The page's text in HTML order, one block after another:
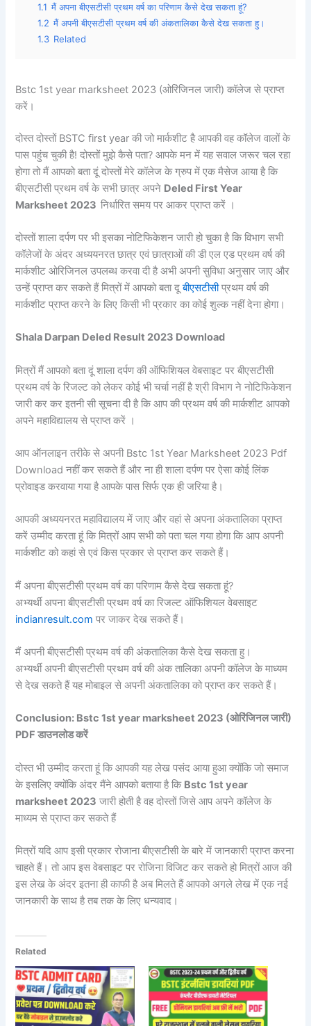
1.1 मैं अपना बीएसटीसी प्रथम वर्ष का परिणाम कैसे देख सकता हूं?
1.2 मैं अपनी बीएसटीसी प्रथम वर्ष की अंकतालिका कैसे देख सकता हु।
1.3 Related
Bstc 1st year marksheet 2023 (ओरिंजिनल जारी) कॉलेज से प्राप्त
करें।
दोस्त दोस्तों BSTC first year की जो मार्कशीट है आपकी वह कॉलेज वालों के
पास पहुंच चुकी है! दोस्तों मुझे कैसे पता? आपके मन में यह सवाल जरूर चल रहा
होगा तो मैं आपको बता दूं दोस्तों मेरे कॉलेज के ग्रुप में एक मैसेज आया है कि
बीएसटीसी प्रथम वर्ष के सभी छात्र अपने Deled First Year
Marksheet 2023निर्धारित समय पर आकर प्राप्त करें ।
दोस्तों शाला दर्पण पर भी इसका नोटिफिकेशन जारी हो चुका है कि विभाग सभी
कॉलेजों के अंदर अध्ययनरत छात्र एवं छात्राओं की डी एल एड प्रथम वर्ष की
मार्कशीट ओरिजिनल उपलब्ध करवा दी है अभी अपनी सुविधा अनुसार जाए और
उन्हें प्राप्त कर सकते हैं मित्रों में आपको बता दूबीएसटीसीप्रथम वर्ष की
मार्कशीट प्राप्त करने के लिए किसी भी प्रकार का कोई शुल्क नहीं देना होगा।
Shala Darpan Deled Result 2023 Download
मित्रों मैं आपको बता दूं शाला दर्पण की ऑफिशियल वेबसाइट पर बीएसटीसी
प्रथम वर्ष के रिजल्ट को लेकर कोई भी चर्चा नहीं है श्री विभाग ने नोटिफिकेशन
जारी कर कर इतनी सी सूचना दी है कि आप की प्रथम वर्ष की मार्कशीट आपको
अपने महाविद्यालय से प्राप्त करें ।
आप ऑनलाइन तरीके से अपनी Bstc 1st Year Marksheet 2023 Pdf
Download नहीं कर सकते हैं और ना ही शाला दर्पण पर ऐसा कोई लिंक
प्रोवाइड करवाया गया है आपके पास सिर्फ एक ही जरिया है।
आपकी अध्ययनरत महाविद्यालय में जाए और वहां से अपना अंकतालिका प्राप्त
करें उम्मीद करता हूं कि मित्रों आप सभी को पता चल गया होगा कि आप अपनी
मार्कशीट को कहां से एवं किस प्रकार से प्राप्त कर सकते हैं।
मैं अपना बीएसटीसी प्रथम वर्ष का परिणाम कैसे देख सकता हूं?
अभ्यर्थी अपना बीएसटीसी प्रथम वर्ष का रिजल्ट ऑफिशियल वेबसाइट
indianresult.com पर जाकर देख सकते हैं।
मैं अपनी बीएसटीसी प्रथम वर्ष की अंकतालिका कैसे देख सकता हु।
अभ्यर्थी अपनी बीएसटीसी प्रथम वर्ष की अंक तालिका अपनी कॉलेज के माध्यम
से देख सकते हैं यह मोबाइल से अपनी अंकतालिका को प्राप्त कर सकते हैं।
Conclusion: Bstc 1st year marksheet 2023 (ओरिंजिनल जारी)
PDF डाउनलोड करें
दोस्त भी उम्मीद करता हूं कि आपकी यह लेख पसंद आया हुआ क्योंकि जो समाज
के इसलिए क्योंकि अंदर मैंने आपको बताया है कि Bstc 1st year
marksheet 2023 जारी होती है वह दोस्तों जिसे आप अपने कॉलेज के
माध्यम से प्राप्त कर सकते हैं
मित्रों यदि आप इसी प्रकार रोजाना बीएसटीसी के बारे में जानकारी प्राप्त करना
चाहते हैं। तो आप इस वेबसाइट पर रोजिना विजिट कर सकते हो मित्रों आज की
इस लेख के अंदर इतना ही काफी है अब मिलते हैं आपको अगले लेख में एक नई
जानकारी के साथ है तब तक के लिए धन्यवाद।
Related